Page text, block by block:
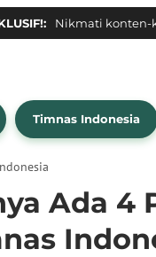
Nikmati konten-
Timnas Indonesia
Ada 4